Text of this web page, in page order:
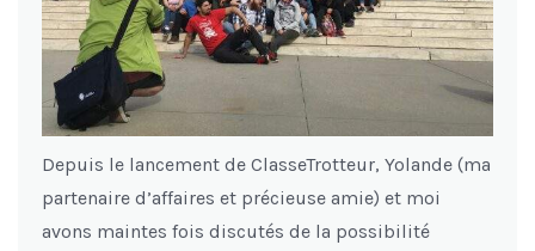
Depuis le lancement de ClasseTrotteur, Yolande (ma
partenaire d’affaires et précieuse amie) et moi
avons maintes fois discutés de la possibilité